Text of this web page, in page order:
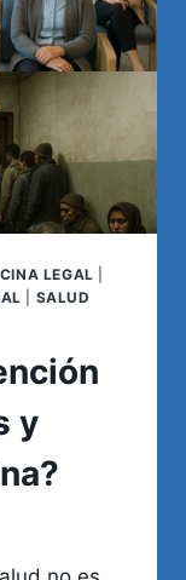
LEGAL
SALUD
y